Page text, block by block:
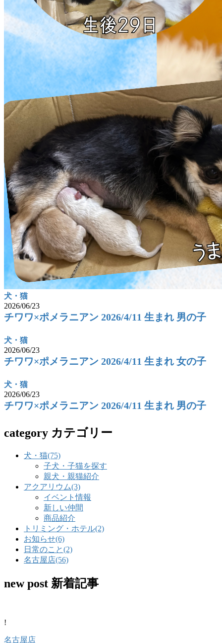
犬・猫
2026/06/23
チワワ×ポメラニアン 2026/4/11 生まれ 男の子
犬・猫
2026/06/23
チワワ×ポメラニアン 2026/4/11 生まれ 女の子
犬・猫
2026/06/23
チワワ×ポメラニアン 2026/4/11 生まれ 男の子
category カテゴリー
犬・猫(75)
子犬・子猫を探す
親犬・親猫紹介
アクアリウム(3)
イベント情報
新しい仲間
商品紹介
トリミング・ホテル(2)
お知らせ(6)
日常のこと(2)
名古屋店(56)
new post 新着記事
!
名古屋店